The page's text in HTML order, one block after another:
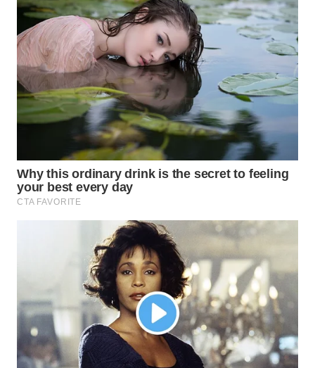
WN
GORONTALO
WN
SULUT
WN
MALUKU
WN
MALUT
TOBA
WN
NIAS